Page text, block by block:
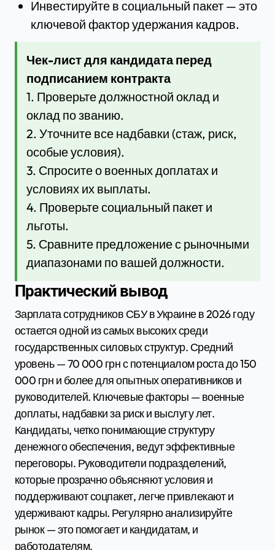
Инвестируйте в социальный пакет — это
ключевой фактор удержания кадров.
Чек-лист для кандидата перед
подписанием контракта
1. Проверьте должностной оклад и
оклад по званию.
2. Уточните все надбавки (стаж, риск,
особые условия).
3. Спросите о военных доплатах и
условиях их выплаты.
4. Проверьте социальный пакет и
льготы.
5. Сравните предложение с рыночными
диапазонами по вашей должности.
Практический вывод
Зарплата сотрудников СБУ в Украине в 2026 году
остается одной из самых высоких среди
государственных силовых структур. Средний
уровень — 70 000 грн с потенциалом роста до 150
000 грн и более для опытных оперативников и
руководителей. Ключевые факторы — военные
доплаты, надбавки за риск и выслугу лет.
Кандидаты, четко понимающие структуру
денежного обеспечения, ведут эффективные
переговоры. Руководители подразделений,
которые прозрачно объясняют условия и
поддерживают соцпакет, легче привлекают и
удерживают кадры. Регулярно анализируйте
рынок — это помогает и кандидатам, и
работодателям.